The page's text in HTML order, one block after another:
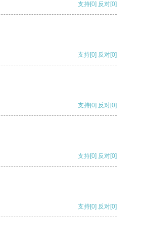
支持[0] 反对[0]
支持[0] 反对[0]
支持[0] 反对[0]
支持[0] 反对[0]
支持[0] 反对[0]